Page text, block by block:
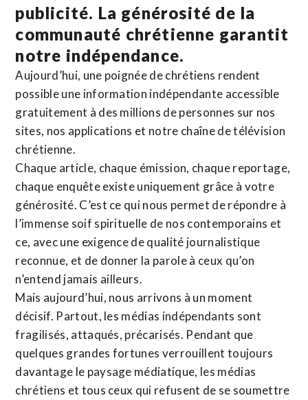
publicité. La générosité de la
communauté chrétienne garantit
notre indépendance.
Aujourd’hui, une poignée de chrétiens rendent
possible une information indépendante accessible
gratuitement à des millions de personnes sur nos
sites, nos applications et notre chaîne de télévision
chrétienne.
Chaque article, chaque émission, chaque reportage,
chaque enquête existe uniquement grâce à votre
générosité. C’est ce qui nous permet de répondre à
l’immense soif spirituelle de nos contemporains et
ce, avec une exigence de qualité journalistique
reconnue, et de donner la parole à ceux qu’on
n’entend jamais ailleurs.
Mais aujourd’hui, nous arrivons à un moment
décisif. Partout, les médias indépendants sont
fragilisés, attaqués, précarisés. Pendant que
quelques grandes fortunes verrouillent toujours
davantage le paysage médiatique, les médias
chrétiens et tous ceux qui refusent de se soumettre